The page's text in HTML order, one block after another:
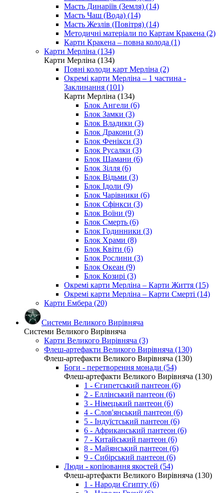
Масть Динаріїв (Земля) (14)
Масть Чаш (Вода) (14)
Масть Жезлів (Повітря) (14)
Методичні матеріали по Картам Кракена (2)
Карти Кракена – повна колода (1)
Карти Мерліна (134)
Карти Мерліна (134)
Повні колоди карт Мерліна (2)
Окремі карти Мерліна – 1 частина -
Заклинання (101)
Карти Мерліна (134)
Блок Ангели (6)
Блок Замки (3)
Блок Владики (3)
Блок Дракони (3)
Блок Фенікси (3)
Блок Русалки (3)
Блок Шамани (6)
Блок Зілля (6)
Блок Відьми (3)
Блок Ідоли (9)
Блок Чарівники (6)
Блок Сфінкси (3)
Блок Воїни (9)
Блок Смерть (6)
Блок Годинники (3)
Блок Храми (8)
Блок Квіти (6)
Блок Рослини (3)
Блок Океан (9)
Блок Козирі (3)
Окремі карти Мерліна – Карти Життя (15)
Окремі карти Мерліна – Карти Смерті (14)
Карти Ембера (20)
Системи Великого Вирівняча
Системи Великого Вирівняча
Карти Великого Вирівняча (3)
Флеш-артефакти Великого Вирівняча (130)
Флеш-артефакти Великого Вирівняча (130)
Боги - перетворення монади (54)
Флеш-артефакти Великого Вирівняча (130)
1 - Єгипетський пантеон (6)
2 - Еллінський пантеон (6)
3 - Німецький пантеон (6)
4 - Слов'янський пантеон (6)
5 - Індуїстський пантеон (6)
6 - Африканський пантеон (6)
7 - Китайський пантеон (6)
8 - Майянський пантеон (6)
9 - Сибірський пантеон (6)
Люди - копіювання якостей (54)
Флеш-артефакти Великого Вирівняча (130)
1 - Народи Єгипту (6)